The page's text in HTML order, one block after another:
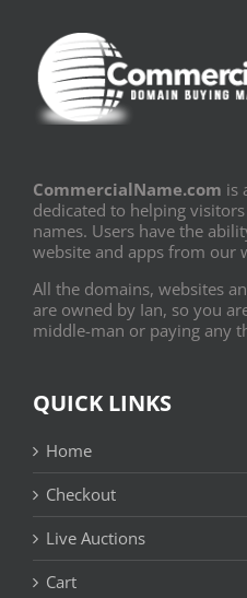
CommercialName.com is
dedicated to helping
names. Users have the
website and apps from our
All the domains, websites
are owned by Ian, so you
middle-man or paying any
QUICK LINKS
Home
Checkout
Live Auctions
Cart